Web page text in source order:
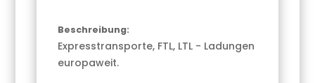
Beschreibung:
Expresstransporte, FTL, LTL - Ladungen
europaweit.